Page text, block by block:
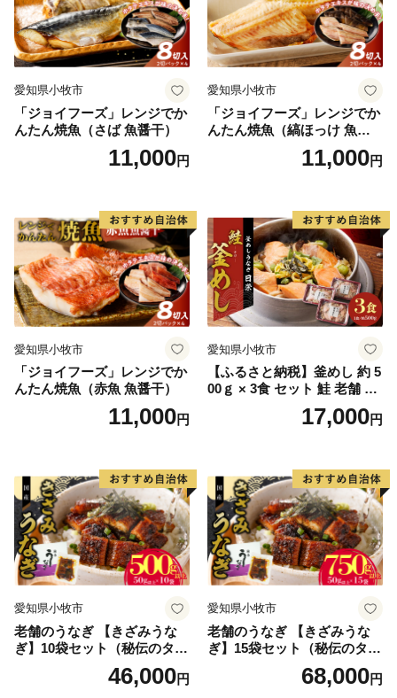
愛知県小牧市
「ジョイフーズ」レンジでか
んたん焼魚（さば 魚醤干）
11,000円
愛知県小牧市
「ジョイフーズ」レンジでか
んたん焼魚（縞ほっけ 魚醤
11,000円
愛知県小牧市
「ジョイフーズ」レンジでか
んたん焼魚（赤魚 魚醤干）
11,000円
愛知県小牧市
【ふるさと納税】釜めし 約 5
00ｇ × 3食 セット 鮭 老舗 急
速冷凍 レンチン 時短 簡単調
理 食品 加工品 海鮮 手作り
り寄せグルメ 愛知県 小牧市
送料無料
17,000円
愛知県小牧市
老舗のうなぎ 【きざみうな
ぎ】10袋セット（秘伝のタレ
46,000円
愛知県小牧市
老舗のうなぎ 【きざみうな
ぎ】15袋セット（秘伝のタレ
68,000円